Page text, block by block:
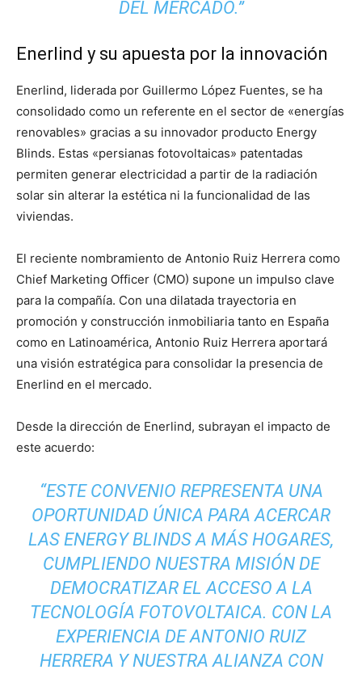
DEL MERCADO.”
Enerlind y su apuesta por la innovación
Enerlind, liderada por Guillermo López Fuentes, se ha
consolidado como un referente en el sector de «energías
renovables» gracias a su innovador producto Energy
Blinds. Estas «persianas fotovoltaicas» patentadas
permiten generar electricidad a partir de la radiación
solar sin alterar la estética ni la funcionalidad de las
viviendas.
El reciente nombramiento de Antonio Ruiz Herrera como
Chief Marketing Officer (CMO) supone un impulso clave
para la compañía. Con una dilatada trayectoria en
promoción y construcción inmobiliaria tanto en España
como en Latinoamérica, Antonio Ruiz Herrera aportará
una visión estratégica para consolidar la presencia de
Enerlind en el mercado.
Desde la dirección de Enerlind, subrayan el impacto de
este acuerdo:
“ESTE CONVENIO REPRESENTA UNA
OPORTUNIDAD ÚNICA PARA ACERCAR
LAS ENERGY BLINDS A MÁS HOGARES,
CUMPLIENDO NUESTRA MISIÓN DE
DEMOCRATIZAR EL ACCESO A LA
TECNOLOGÍA FOTOVOLTAICA. CON LA
EXPERIENCIA DE ANTONIO RUIZ
HERRERA Y NUESTRA ALIANZA CON